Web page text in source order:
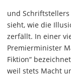
und
sieht, wie die
zerfällt. In einer
Premierminister
Fiktion“
weil stets Macht